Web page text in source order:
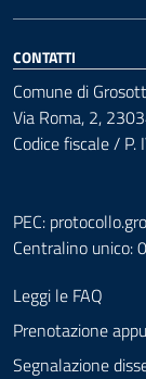
CONTATTI
Comune di
Via Roma, 2,
Codice fiscale /
PEC:
Centralino unico:
Leggi le FAQ
Prenotazione
Segnalazione